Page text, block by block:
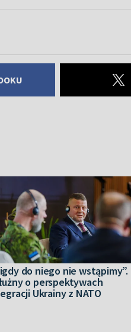
do niego nie wstąpimy”.
o perspektywach
Ukrainy z NATO